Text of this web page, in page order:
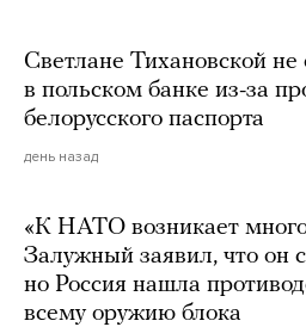
Светлане Тихановской не
в польском банке из-за
белорусского паспорта
день назад
«К НАТО возникает много
Залужный заявил, что он
но Россия нашла
всему оружию блока